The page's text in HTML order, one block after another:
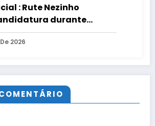
: Rute Nezinho
durante
PSD.
2026